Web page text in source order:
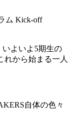
ム Kick-off
よいよ5期生の
れから始まる一人
自体の色々